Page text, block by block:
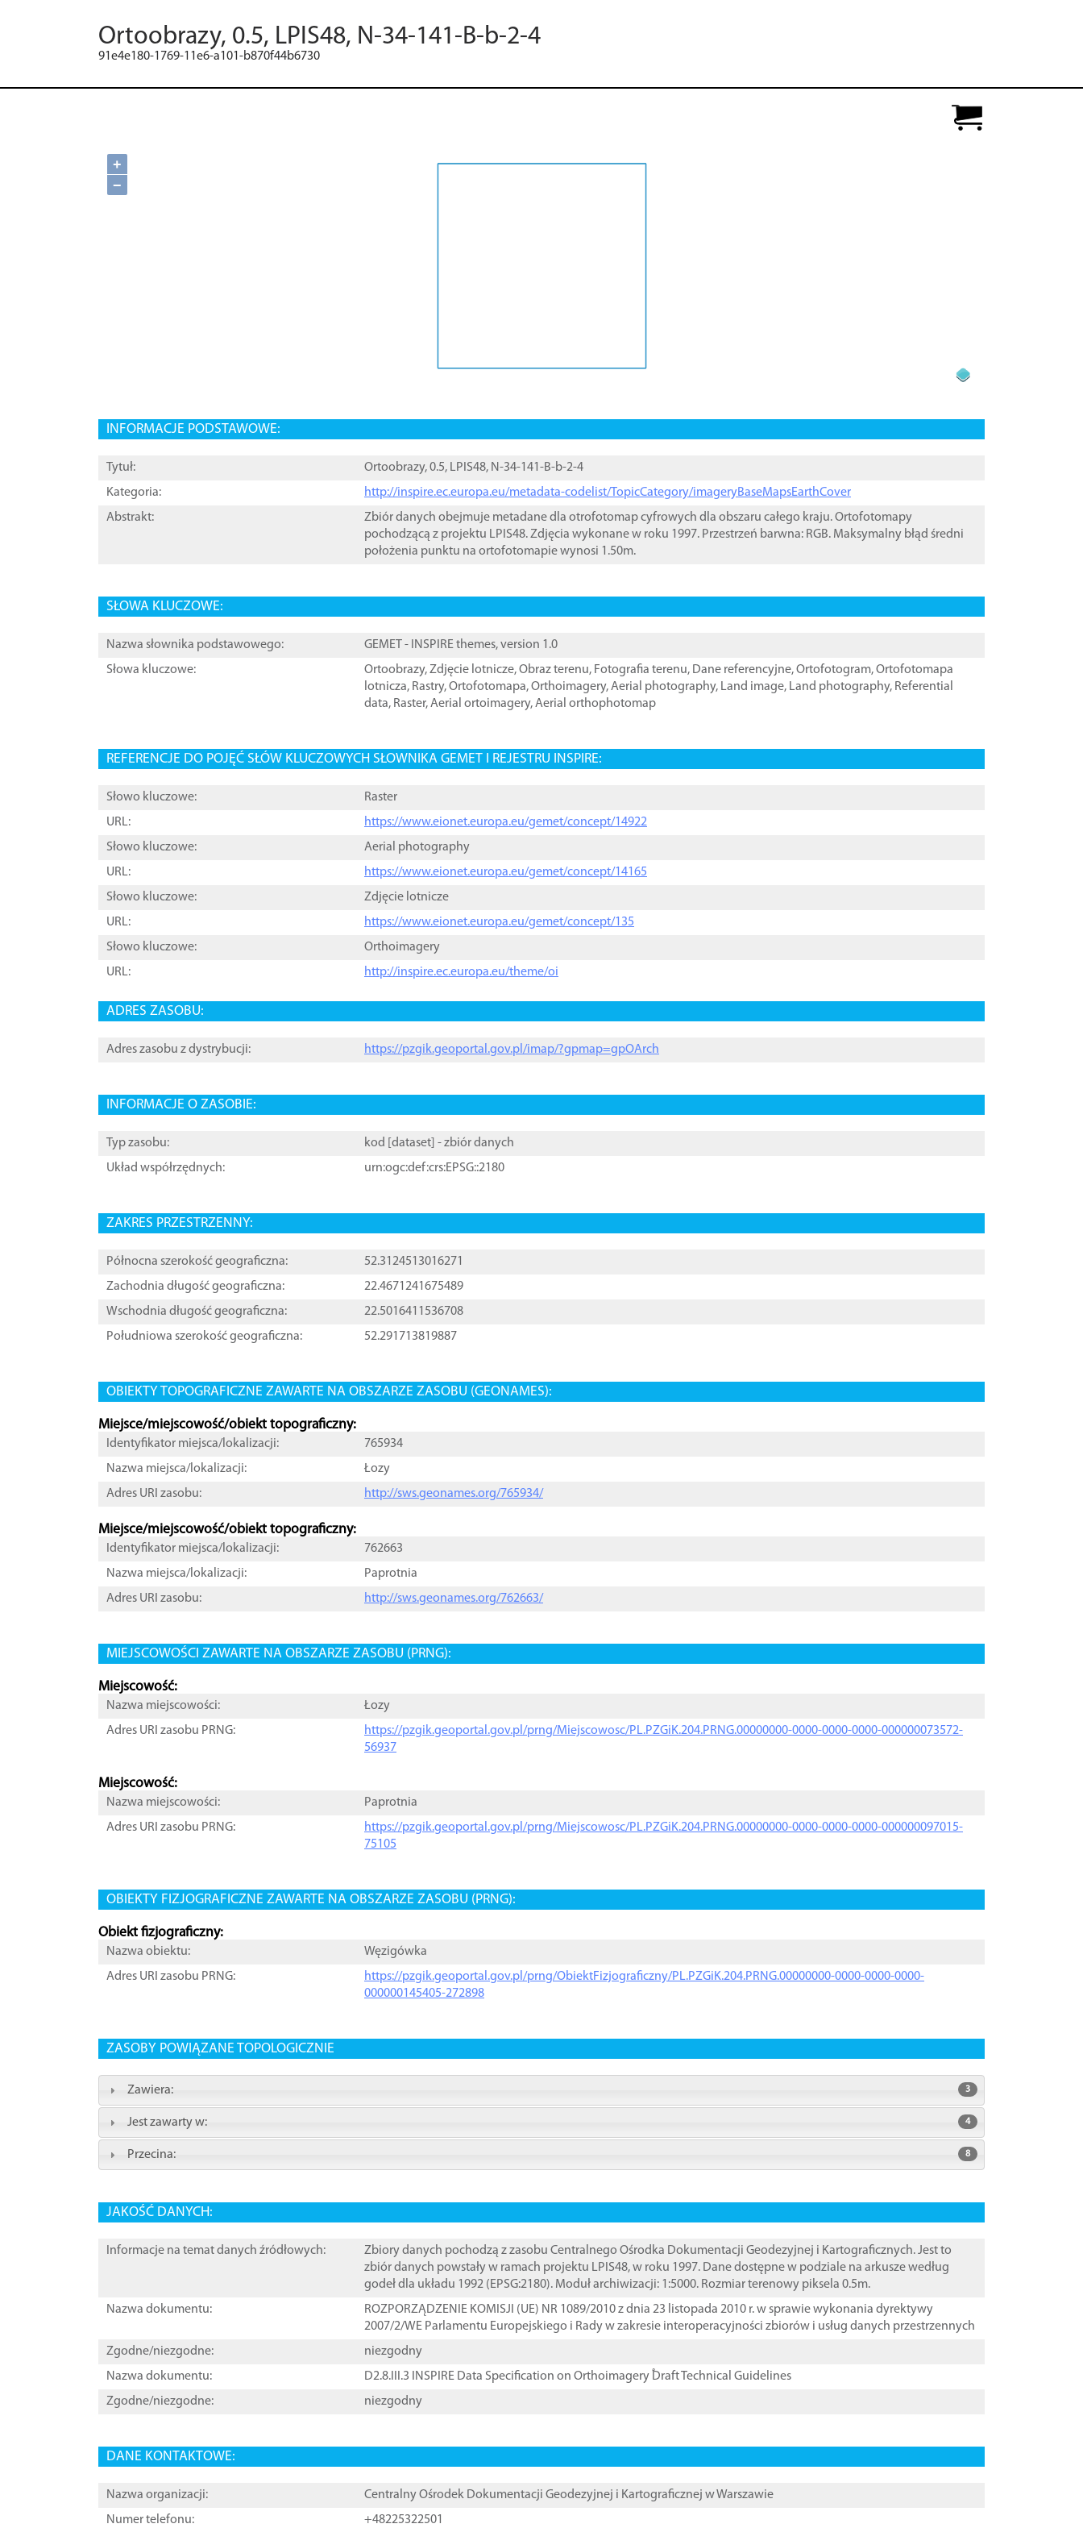
Ortoobrazy, 0.5, LPIS48, N-34-141-B-b-2-4
91e4e180-1769-11e6-a101-b870f44b6730
+
−
INFORMACJE PODSTAWOWE:
Tytuł:
Ortoobrazy, 0.5, LPIS48, N-34-141-B-b-2-4
Kategoria:
http://inspire.ec.europa.eu/metadata-codelist/TopicCategory/imageryBaseMapsEarthCover
Abstrakt:
Zbiór danych obejmuje metadane dla otrofotomap cyfrowych dla obszaru całego kraju. Ortofotomapy
pochodzącą z projektu LPIS48. Zdjęcia wykonane w roku 1997. Przestrzeń barwna: RGB. Maksymalny błąd średni
położenia punktu na ortofotomapie wynosi 1.50m.
SŁOWA KLUCZOWE:
Nazwa słownika podstawowego:
GEMET - INSPIRE themes, version 1.0
Słowa kluczowe:
Ortoobrazy,Zdjęcie lotnicze,Obraz terenu, Fotografia terenu, Dane referencyjne,Ortofotogram,Ortofotomapa
lotnicza, Rastry,Ortofotomapa,Orthoimagery,Aerial photography, Land image, Land photography, Referential
data, Raster,Aerial ortoimagery,Aerial orthophotomap
REFERENCJE DO POJĘĆ SŁÓW KLUCZOWYCH SŁOWNIKA GEMET I REJESTRU INSPIRE:
Słowo kluczowe:
Raster
URL:
https://www.eionet.europa.eu/gemet/concept/14922
Słowo kluczowe:
Aerial photography
URL:
https://www.eionet.europa.eu/gemet/concept/14165
Słowo kluczowe:
Zdjęcie lotnicze
URL:
https://www.eionet.europa.eu/gemet/concept/135
Słowo kluczowe:
Orthoimagery
URL:
http://inspire.ec.europa.eu/theme/oi
ADRES ZASOBU:
Adres zasobu z dystrybucji: https://pzgik.geoportal.gov.pl/imap/?gpmap=gpOArch
INFORMACJE O ZASOBIE:
Typ zasobu: kod [ dataset ] - zbiór danych
Układ współrzędnych:
urn:ogc:def:crs:EPSG::2180
ZAKRES PRZESTRZENNY:
Północna szerokość geograficzna:
52.3124513016271
Zachodnia długość geograficzna:
22.4671241675489
Wschodnia długość geograficzna:
22.5016411536708
Południowa szerokość geograficzna:
52.291713819887
OBIEKTY TOPOGRAFICZNE ZAWARTE NA OBSZARZE ZASOBU (GEONAMES):
Miejsce/miejscowość/obiekt topograficzny:
Identyfikator miejsca/lokalizacji:
765934
Nazwa miejsca/lokalizacji:
Łozy
Adres URI zasobu:
http://sws.geonames.org/765934/
Miejsce/miejscowość/obiekt topograficzny:
Identyfikator miejsca/lokalizacji:
762663
Nazwa miejsca/lokalizacji:
Paprotnia
Adres URI zasobu:
http://sws.geonames.org/762663/
MIEJSCOWOŚCI ZAWARTE NA OBSZARZE ZASOBU (PRNG):
Miejscowość:
Nazwa miejscowości:
Łozy
Adres URI zasobu PRNG:
https://pzgik.geoportal.gov.pl/prng/Miejscowosc/PL.PZGiK.204.PRNG.00000000-0000-0000-0000-000000073572-
56937
Miejscowość:
Nazwa miejscowości:
Paprotnia
Adres URI zasobu PRNG:
https://pzgik.geoportal.gov.pl/prng/Miejscowosc/PL.PZGiK.204.PRNG.00000000-0000-0000-0000-000000097015-
75105
OBIEKTY FIZJOGRAFICZNE ZAWARTE NA OBSZARZE ZASOBU (PRNG):
Obiekt fizjograficzny:
Nazwa obiektu:
Węzigówka
Adres URI zasobu PRNG:
https://pzgik.geoportal.gov.pl/prng/ObiektFizjograficzny/PL.PZGiK.204.PRNG.00000000-0000-0000-0000-
000000145405-272898
ZASOBY POWIĄZANE TOPOLOGICZNIE
Zawiera: 3
Jest zawarty w: 4
Przecina: 8
JAKOŚĆ DANYCH:
Informacje na temat danych źródłowych:
Zbiory danych pochodzą z zasobu Centralnego Ośrodka Dokumentacji Geodezyjnej i Kartograficznych. Jest to
zbiór danych powstały w ramach projektu LPIS48, w roku 1997. Dane dostępne w podziale na arkusze według
godeł dla układu 1992 (EPSG:2180). Moduł archiwizacji: 1:5000. Rozmiar terenowy piksela 0.5m.
Nazwa dokumentu:
ROZPORZĄDZENIE KOMISJI (UE) NR 1089/2010 z dnia 23 listopada 2010 r. w sprawie wykonania dyrektywy
2007/2/WE Parlamentu Europejskiego i Rady w zakresie interoperacyjności zbiorów i usług danych przestrzennych
Zgodne/niezgodne:
niezgodny
Nazwa dokumentu:
D2.8.III.3 INSPIRE Data Specification on Orthoimagery ֠Draft Technical Guidelines
Zgodne/niezgodne:
niezgodny
DANE KONTAKTOWE:
Nazwa organizacji:
Centralny Ośrodek Dokumentacji Geodezyjnej i Kartograficznej w Warszawie
Numer telefonu:
+48225322501